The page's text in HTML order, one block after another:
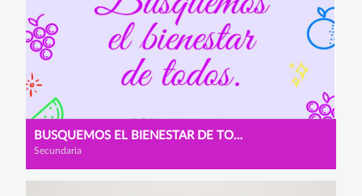
BUSQUEMOS EL BIENESTAR DE TODOS
Secundaria